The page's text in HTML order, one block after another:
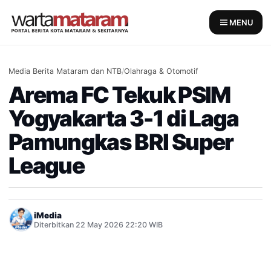
MENU
Media Berita Mataram dan NTB/Olahraga & Otomotif
Arema FC Tekuk PSIM
Yogyakarta 3-1 di Laga
Pamungkas BRI Super
League
iMedia
Diterbitkan 22 May 2026 22:20 WIB